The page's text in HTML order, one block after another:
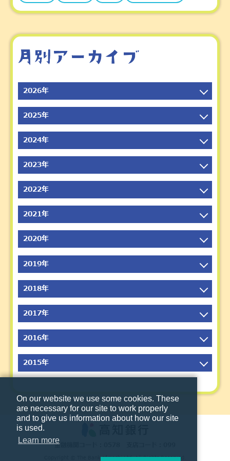
2026年
2026年8月
2026年7月
2026年6月
2026年5月
2026年4月
2026年3月
2026年2月
2026年1月
2025年
2025年12月
2025年11月
2025年10月
2025年9月
2025年8月
2025年7月
2025年6月
2025年5月
2025年4月
2025年3月
2025年2月
2025年1月
2024年
2024年12月
2024年11月
2024年10月
2024年9月
2024年8月
2024年7月
2024年6月
2024年5月
2024年4月
2024年3月
2024年2月
2024年1月
2023年
2023年12月
2023年11月
2023年10月
2023年9月
2023年8月
2023年7月
2023年6月
2023年5月
2023年4月
2023年3月
2023年2月
2023年1月
2022年
2022年12月
2022年11月
2022年10月
2022年9月
2022年8月
2022年7月
2022年6月
2022年5月
2022年4月
2022年3月
2022年2月
2021年
2021年12月
2021年11月
2021年10月
2021年9月
2021年8月
2021年7月
2021年6月
2021年5月
2021年4月
2021年3月
2021年2月
2021年1月
2020年
2020年12月
2020年11月
2020年10月
2020年9月
2020年8月
2020年7月
2020年6月
2020年5月
2020年3月
2020年2月
2020年1月
2019年
2019年12月
2019年11月
2019年10月
2019年9月
2019年8月
2019年7月
2019年6月
2019年5月
2019年4月
2019年3月
2019年2月
2018年
2018年12月
2018年11月
2018年10月
2018年9月
2018年8月
2018年6月
2018年5月
2018年4月
2017年
2017年12月
2017年11月
2017年10月
2017年9月
2017年8月
2017年7月
2017年6月
2017年5月
2016年
2016年12月
2016年11月
2016年9月
2016年8月
2016年7月
2015年
2015年12月
2015年11月
2015年10月
2015年9月
2015年8月金融機関コード：0578 支店コード：099
Copyright © The Bank of Kochi,Ltd. All Rights Reserved.
On our website we use some cookies. These
are necessary for our site to work properly
and to give us information about how our site
is used.
Learn more